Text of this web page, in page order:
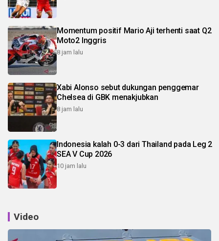
Momentum positif Mario Aji terhenti saat Q2
Moto2 Inggris
8 jam lalu
Xabi Alonso sebut dukungan penggemar
Chelsea di GBK menakjubkan
8 jam lalu
Indonesia kalah 0-3 dari Thailand pada Leg 2
SEA V Cup 2026
10 jam lalu
Video